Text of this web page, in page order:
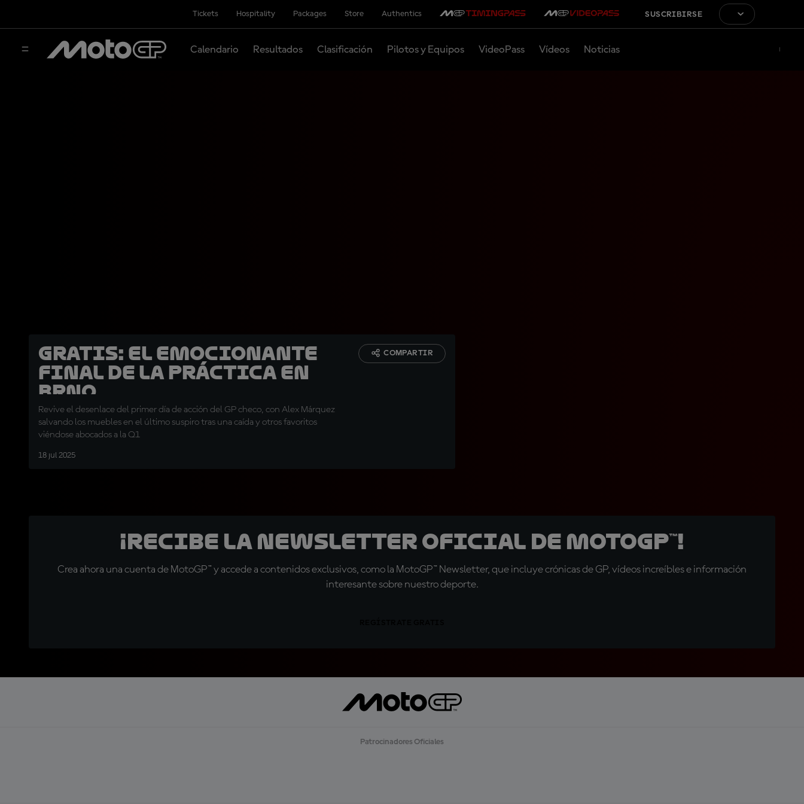
Tickets Hospitality Packages Store Authentics SUSCRIBIRSE
Calendario Resultados Clasificación Pilotos y Equipos VideoPass Vídeos Noticias
GRATIS: El emocionante
final de la Práctica en
Brno
Revive el desenlace del primer día de acción del GP checo, con Alex Márquez
salvando los muebles en el último suspiro tras una caída y otros favoritos
viéndose abocados a la Q1
18 jul 2025
COMPARTIR
¡Recibe la Newsletter oficial de MotoGP™!
Crea ahora una cuenta de MotoGP™ y accede a contenidos exclusivos, como la MotoGP™ Newsletter, que incluye crónicas de GP, vídeos increíbles e información
interesante sobre nuestro deporte.
Patrocinadores Oficiales